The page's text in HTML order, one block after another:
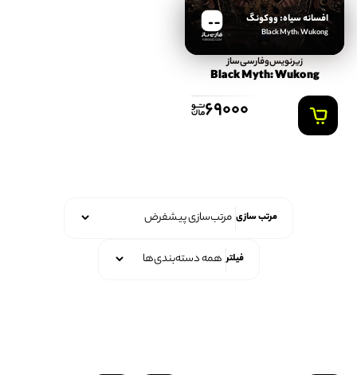
افسانه سیاه: ووکونگ
Black Myth: Wukong
FARSISAZ.COM
زیرنویس‌و‌فارسی‌ساز
Black Myth: Wukong
69000
مرتب سازی
فیلتر